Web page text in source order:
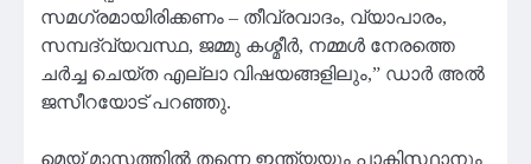
സമഗ്രമായിരിക്കണം – തീവ്രവാദം, വ്യാപാരം,
സമ്പദ്‌വ്യവസ്ഥ, ജമ്മു കശ്മീർ, നമ്മൾ നേരത്തെ
ചർച്ച ചെയ്ത എല്ലാ വിഷയങ്ങളിലും,” ഡാർ അൽ
ജസീറയോട് പറഞ്ഞു.
മെയ് മാസത്തിൽ തന്നെ ഇന്ത്യയും പാകിസ്ഥാനും